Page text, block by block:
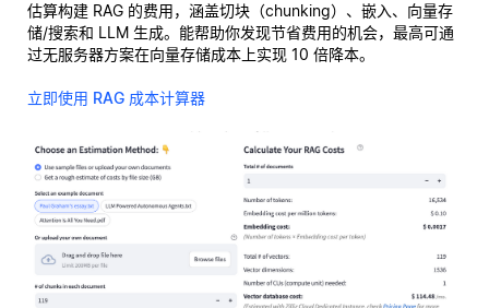
估算构建 RAG 的费用，涵盖切块（chunking）、嵌入、向量存
储/搜索和 LLM 生成。能帮助你发现节省费用的机会，最高可通
过无服务器方案在向量存储成本上实现 10 倍降本。
立即使用 RAG 成本计算器